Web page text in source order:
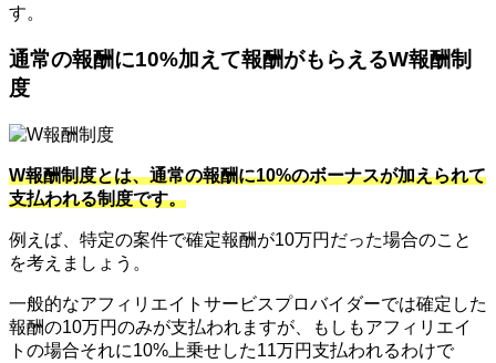
す。
通常の報酬に10%加えて報酬がもらえるW報酬制
度
W報酬制度とは、通常の報酬に10%のボーナスが加えられて
支払われる制度です。
例えば、特定の案件で確定報酬が10万円だった場合のこと
を考えましょう。
一般的なアフィリエイトサービスプロバイダーでは確定した
報酬の10万円のみが支払われますが、もしもアフィリエイ
トの場合それに10%上乗せした11万円支払われるわけで